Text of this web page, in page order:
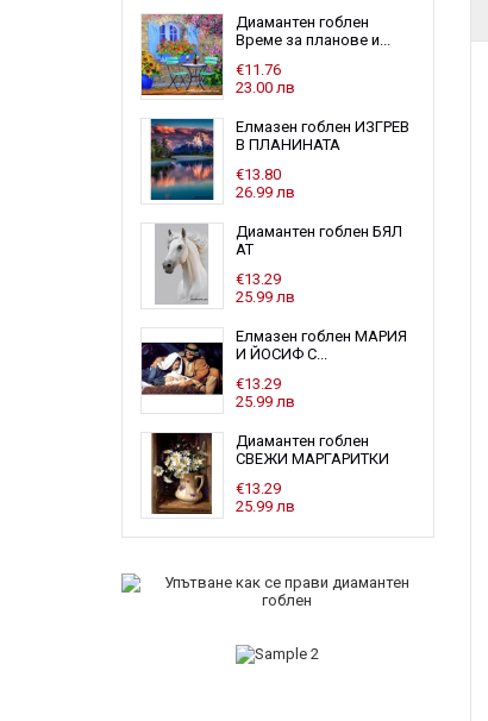
Диамантен гоблен
Време за планове и...
€11.76
23.00 лв
Елмазен гоблен ИЗГРЕВ
В ПЛАНИНАТА
€13.80
26.99 лв
Диамантен гоблен БЯЛ
АТ
€13.29
25.99 лв
Елмазен гоблен МАРИЯ
И ЙОСИФ С...
€13.29
25.99 лв
Диамантен гоблен
СВЕЖИ МАРГАРИТКИ
€13.29
25.99 лв